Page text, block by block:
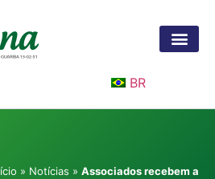
BR
» Notícias » Associados recebem a